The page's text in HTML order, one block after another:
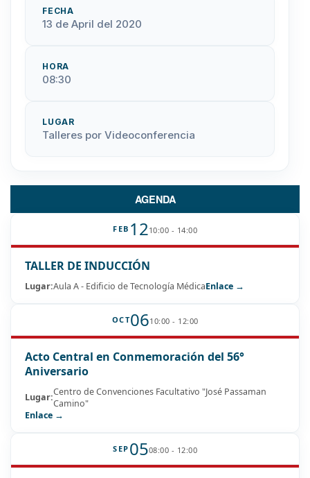
FECHA
13 de April del 2020
HORA
08:30
LUGAR
Talleres por Videoconferencia
AGENDA
FEB 1210:00 - 14:00
TALLER DE INDUCCIÓN
Lugar:Aula A - Edificio de Tecnología MédicaEnlace →
OCT0610:00 - 12:00
Acto Central en Conmemoración del 56°
Aniversario
Lugar:Centro de Convenciones Facultativo "José Passaman
Camino"
Enlace →
SEP 0508:00 - 12:00